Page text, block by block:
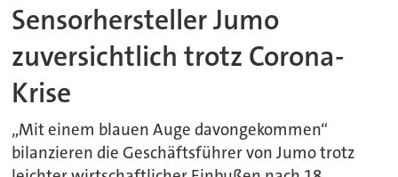
Sensorhersteller Jumo
zuversichtlich trotz Corona-
Krise
„Mit einem blauen Auge davongekommen“
bilanzieren die Geschäftsführer von Jumo trotz